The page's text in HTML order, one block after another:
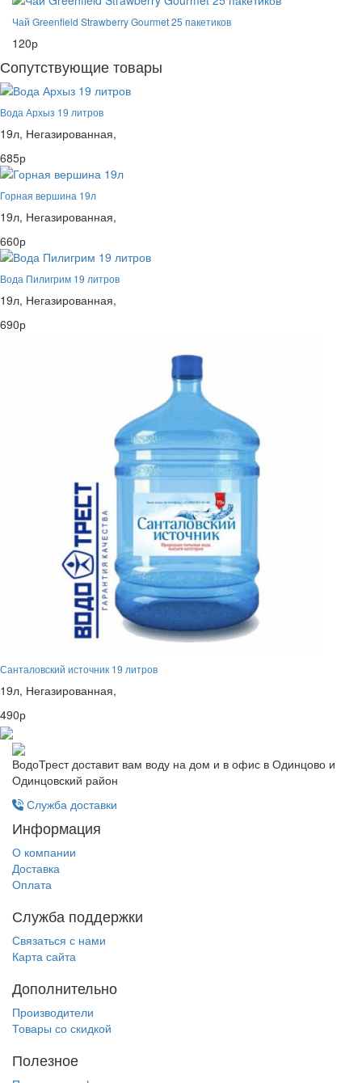
Чай Greenfield Strawberry Gourmet 25 пакетиков
120р
Сопутствующие товары
Вода Архыз 19 литров
19л, Негазированная,
685р
Горная вершина 19л
19л, Негазированная,
660р
Вода Пилигрим 19 литров
19л, Негазированная,
690р
Санталовский источник 19 литров
19л, Негазированная,
490р
ВодоТрест доставит вам воду на дом и в офис в Одинцово и
Одинцовский район
Служба доставки
Информация
О компании
Доставка
Оплата
Служба поддержки
Связаться с нами
Карта сайта
Дополнительно
Производители
Товары со скидкой
Полезное